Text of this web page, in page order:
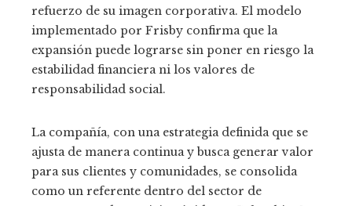
refuerzo de su imagen corporativa. El modelo
implementado por Frisby confirma que la
expansión puede lograrse sin poner en riesgo la
estabilidad financiera ni los valores de
responsabilidad social.
La compañía, con una estrategia definida que se
ajusta de manera continua y busca generar valor
para sus clientes y comunidades, se consolida
como un referente dentro del sector de